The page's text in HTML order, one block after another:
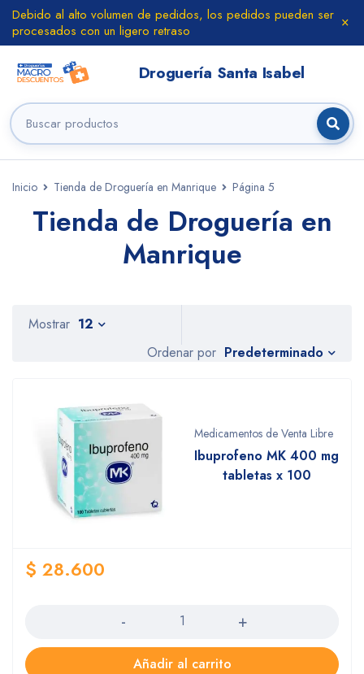
Debido al alto volumen de pedidos, los pedidos pueden ser
procesados con un ligero retraso
Inicio Tienda de Droguería en Manrique Página 5
Tienda de Droguería en
Manrique
Ordenar por Predeterminado
Mostrar 12
Medicamentos de Venta Libre
Ibuprofeno MK 400 mg
tabletas x 100
$ 28.600
Añadir al carrito